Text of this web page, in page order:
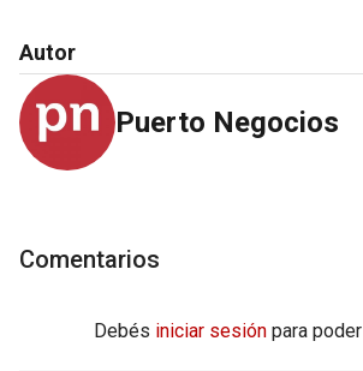
Autor
Puerto Negocios
Comentarios
Debés iniciar sesión para